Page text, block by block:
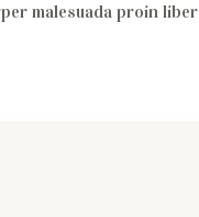
malesuada proin